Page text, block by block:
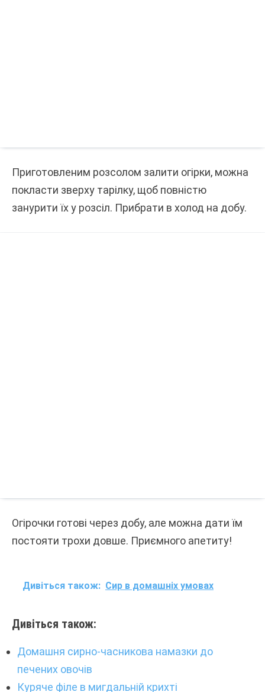
Приготовленим розсолом залити огірки, можна
покласти зверху тарілку, щоб повністю
занурити їх у розсіл. Прибрати в холод на добу.
Огірочки готові через добу, але можна дати їм
постояти трохи довше. Приємного апетиту!
Дивіться також: Сир в домашніх умовах
Дивіться також:
Домашня сирно-часникова намазки до
печених овочів
Куряче філе в мигдальній крихті